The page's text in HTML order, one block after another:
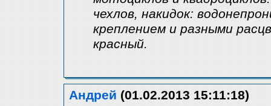
чехлов, накидок:
креплением и разными
красный.
Андрей (01.02.2013 15:11:18)